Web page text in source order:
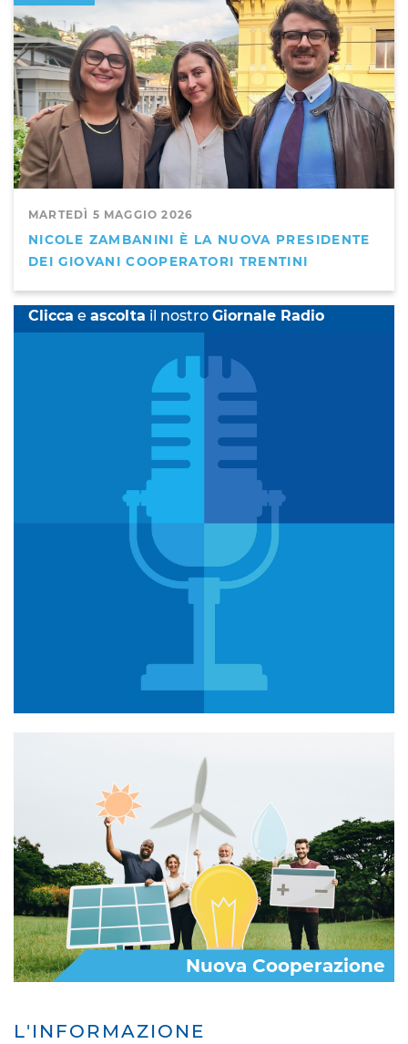
L'INFORMAZIONE
MARTEDÌ 5 MAGGIO 2026
NICOLE ZAMBANINI È LA NUOVA PRESIDENTE
DEI GIOVANI COOPERATORI TRENTINI
Clicca e ascolta il nostro Giornale Radio
Nuova Cooperazione